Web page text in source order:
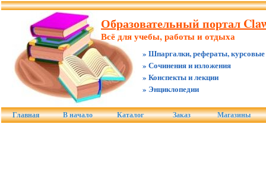
Образовательный портал
Всё для учебы, работы и отдыха
» Шпаргалки, рефераты, курсовые
» Сочинения и изложения
» Конспекты и лекции
» Энциклопедии
Главная В начало Каталог Заказ Магазины